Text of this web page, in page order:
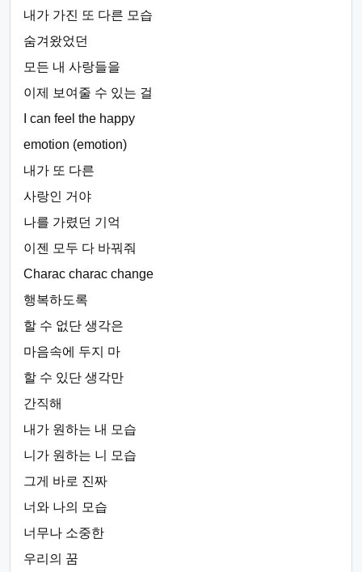
내가 가진 또 다른 모습
숨겨왔었던
모든 내 사랑들을
이제 보여줄 수 있는 걸
I can feel the happy
emotion (emotion)
내가 또 다른
사랑인 거야
나를 가렸던 기억
이젠 모두 다 바꿔줘
Charac charac change
행복하도록
할 수 없단 생각은
마음속에 두지 마
할 수 있단 생각만
간직해
내가 원하는 내 모습
니가 원하는 니 모습
그게 바로 진짜
너와 나의 모습
너무나 소중한
우리의 꿈